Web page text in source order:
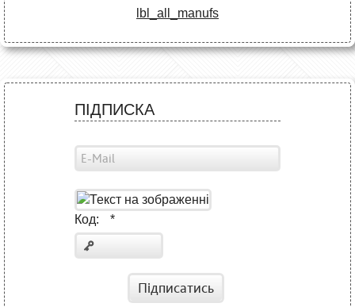
lbl_all_manufs
ПІДПИСКА
Код: *
Підписатись